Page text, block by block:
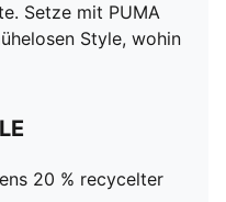
Setze mit PUMA
Style, wohin
20 % recycelter